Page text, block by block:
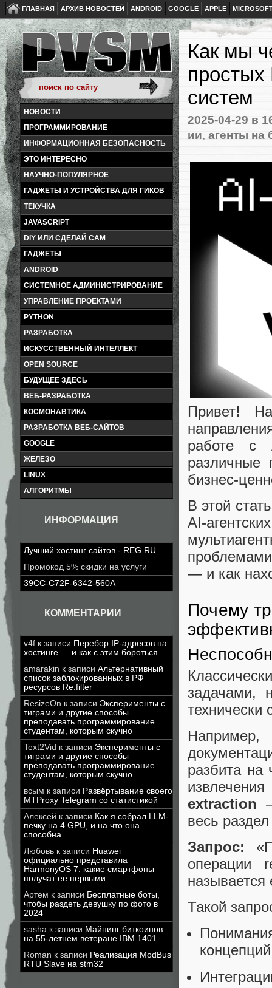
ГЛАВНАЯ АРХИВ НОВОСТЕЙ ANDROID GOOGLE APPLE
НОВОСТИ
ПРОГРАММИРОВАНИЕ
ИНФОРМАЦИОННАЯ БЕЗОПАСНОСТЬ
ЭТО ИНТЕРЕСНО
НАУЧНО-ПОПУЛЯРНОЕ
ГАДЖЕТЫ И УСТРОЙСТВА ДЛЯ ГИКОВ
ТЕКУЧКА
JAVASCRIPT
DIY ИЛИ СДЕЛАЙ САМ
ГАДЖЕТЫ
ANDROID
СИСТЕМНОЕ АДМИНИСТРИРОВАНИЕ
УПРАВЛЕНИЕ ПРОЕКТАМИ
PYTHON
РАЗРАБОТКА
ИСКУССТВЕННЫЙ ИНТЕЛЛЕКТ
OPEN SOURCE
БУДУЩЕЕ ЗДЕСЬ
ВЕБ-РАЗРАБОТКА
КОСМОНАВТИКА
РАЗРАБОТКА ВЕБ-САЙТОВ
GOOGLE
ЖЕЛЕЗО
LINUX
АЛГОРИТМЫ
ИНФОРМАЦИЯ
Лучший хостинг сайтов - REG.RU
Промокод 5% скидки на услуги
39CC-C72F-6342-560A
КОММЕНТАРИИ
v4f к записи Перебор IP-адресов на
хостинге — и как с этим бороться
amarakin к записи Альтернативный
список заблокированных в РФ
ресурсов Re:filter
ResizeOn к записи Эксперименты с
тиграми и другие способы
преподавать программирование
студентам, которым скучно
Text2Vid к записи Эксперименты с
тиграми и другие способы
преподавать программирование
студентам, которым скучно
всым к записи Развёртывание своего
MTProxy Telegram со статистикой
Алексей к записи Как я собрал LLM-
печку на 4 GPU, и на что она
способна
Любовь к записи Huawei
официально представила
HarmonyOS 7: какие смартфоны
получат её первыми
Артем к записи Бесплатные боты,
чтобы раздеть девушку по фото в
2024
sasha к записи Майнинг биткоинов
на 55-летнем ветеране IBM 1401
Roman к записи Реализация ModBus
RTU Slave на stm32
Как мы
простых
систем
2025-04-29 в
ии, агенты на
Привет! На
работе с
различные
бизнес-
В этой
AI-
— и как
Почему
задачами,
технически
разбита на
extraction
весь
Запрос:
операции
Такой
концепций